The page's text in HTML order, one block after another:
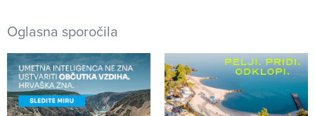
Oglasna sporočila